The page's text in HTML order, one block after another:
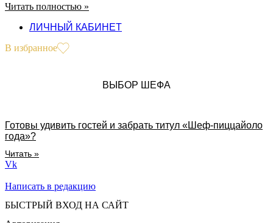
Читать полностью »
ЛИЧНЫЙ КАБИНЕТ
В избранное
ВЫБОР ШЕФА
Готовы удивить гостей и забрать титул «Шеф-пиццайоло
года»?
Читать »
Vk
Написать в редакцию
БЫСТРЫЙ ВХОД НА САЙТ